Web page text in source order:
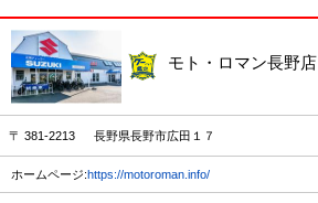
モト・ロマン長野店
〒 381-2213 長野県長野市広田１７
ホームページ:https://motoroman.info/